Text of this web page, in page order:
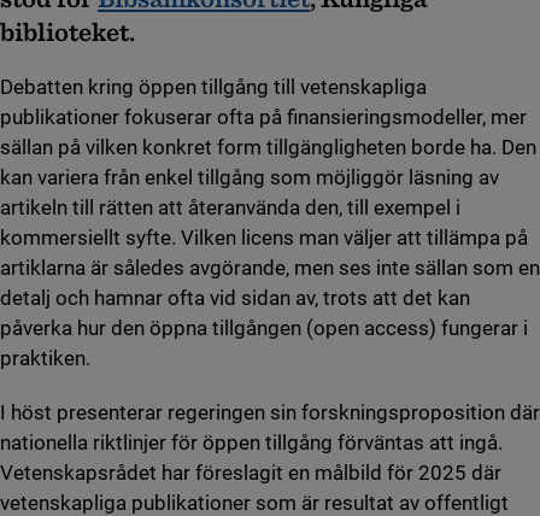
biblioteket.
Debatten kring öppen tillgång till vetenskapliga
publikationer fokuserar ofta på finansieringsmodeller, mer
sällan på vilken konkret form tillgängligheten borde ha. Den
kan variera från enkel tillgång som möjliggör läsning av
artikeln till rätten att återanvända den, till exempel i
kommersiellt syfte. Vilken licens man väljer att tillämpa på
artiklarna är således avgörande, men ses inte sällan som en
detalj och hamnar ofta vid sidan av, trots att det kan
påverka hur den öppna tillgången (open access) fungerar i
praktiken.
I höst presenterar regeringen sin forskningsproposition där
nationella riktlinjer för öppen tillgång förväntas att ingå.
Vetenskapsrådet har föreslagit en målbild för 2025 där
vetenskapliga publikationer som är resultat av offentligt